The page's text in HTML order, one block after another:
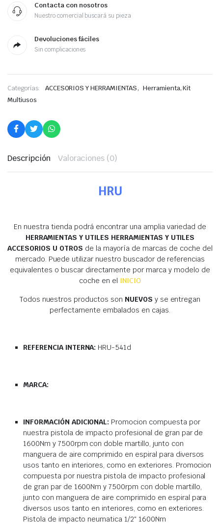
Contacta con nosotros
Nuestro comercial buscará su pieza
Devoluciones fáciles
Sin complicaciones
Categorías: ACCESORIOS Y HERRAMIENTAS, Herramienta, Kit
Multiusos
Descripción Valoraciones (0)
HRU
En nuestra tienda podrá encontrar una amplia variedad de
HERRAMIENTAS Y UTILES HERRAMIENTAS Y UTILES
ACCESORIOS U OTROS de la mayoría de marcas de coche del
mercado. Puede utilizar nuestro buscador de referencias
equivalentes o buscar directamente por marca y modelo de
coche en el INICIO
Todos nuestros productos son NUEVOS y se entregan
perfectamente embalados en cajas.
REFERENCIA INTERNA: HRU-541d
MARCA:
INFORMACIÓN ADICIONAL: Promocion compuesta por
nuestra pistola de impacto profesional de gran par de
1600Nm y 7500rpm con doble martillo, junto con
manguera de aire comprimido en espiral para diversos
usos tanto en interiores, como en exteriores. Promocion
compuesta por nuestra pistola de impacto profesional
de gran par de 1600Nm y 7500rpm con doble martillo,
junto con manguera de aire comprimido en espiral para
diversos usos tanto en interiores, como en exteriores.
Pistola de impacto neumatica 1/2″ 1600Nm